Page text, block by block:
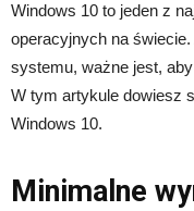
Windows 10 to jeden z
operacyjnych na świecie.
systemu, ważne jest,
W tym artykule dowiesz
Windows 10.
Minimalne